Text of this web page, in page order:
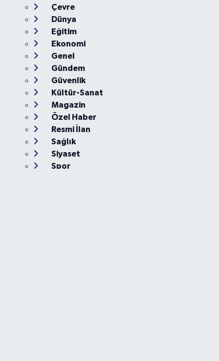
Çevre
Dünya
Eğitim
Ekonomi
Genel
Gündem
Güvenlik
Kültür-Sanat
Magazin
Özel Haber
Resmi İlan
Sağlık
Siyaset
Spor